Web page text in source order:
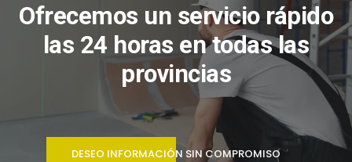
Ofrecemos un servicio rápido
las 24 horas en todas las
provincias
DESEO INFORMACIÓN SIN COMPROMISO